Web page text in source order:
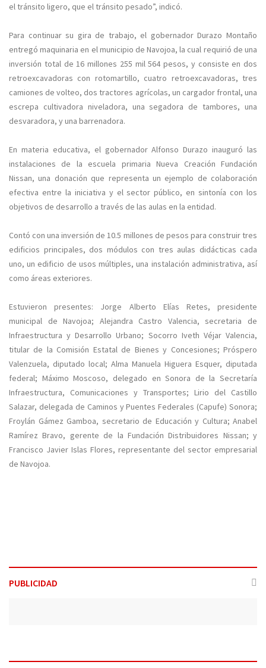
el tránsito ligero, que el tránsito pesado”, indicó.
Para continuar su gira de trabajo, el gobernador Durazo Montaño
entregó maquinaria en el municipio de Navojoa, la cual requirió de una
inversión total de 16 millones 255 mil 564 pesos, y consiste en dos
retroexcavadoras con rotomartillo, cuatro retroexcavadoras, tres
camiones de volteo, dos tractores agrícolas, un cargador frontal, una
escrepa cultivadora niveladora, una segadora de tambores, una
desvaradora, y una barrenadora.
En materia educativa, el gobernador Alfonso Durazo inauguró las
instalaciones de la escuela primaria Nueva Creación Fundación
Nissan, una donación que representa un ejemplo de colaboración
efectiva entre la iniciativa y el sector público, en sintonía con los
objetivos de desarrollo a través de las aulas en la entidad.
Contó con una inversión de 10.5 millones de pesos para construir tres
edificios principales, dos módulos con tres aulas didácticas cada
uno, un edificio de usos múltiples, una instalación administrativa, así
como áreas exteriores.
Estuvieron presentes: Jorge Alberto Elías Retes, presidente
municipal de Navojoa; Alejandra Castro Valencia, secretaria de
Infraestructura y Desarrollo Urbano; Socorro Iveth Véjar Valencia,
titular de la Comisión Estatal de Bienes y Concesiones; Próspero
Valenzuela, diputado local; Alma Manuela Higuera Esquer, diputada
federal; Máximo Moscoso, delegado en Sonora de la Secretaría
Infraestructura, Comunicaciones y Transportes; Lirio del Castillo
Salazar, delegada de Caminos y Puentes Federales (Capufe) Sonora;
Froylán Gámez Gamboa, secretario de Educación y Cultura; Anabel
Ramírez Bravo, gerente de la Fundación Distribuidores Nissan; y
Francisco Javier Islas Flores, representante del sector empresarial
de Navojoa.
PUBLICIDAD